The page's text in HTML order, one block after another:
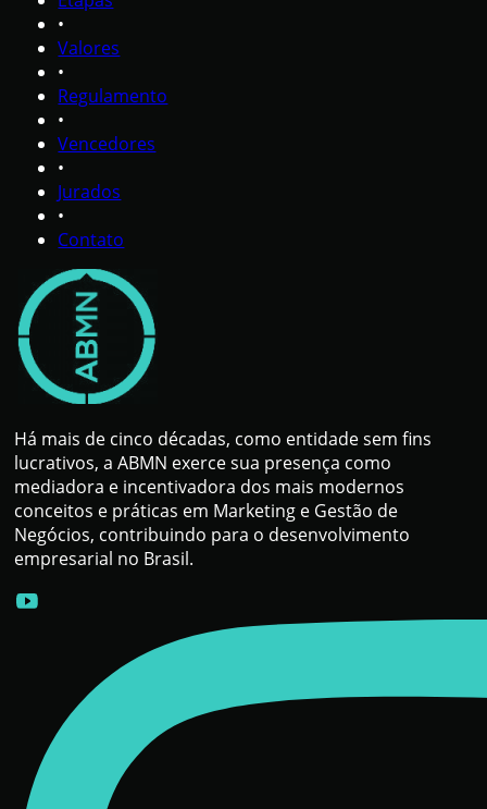
•
Valores
•
Regulamento
•
Vencedores
•
Jurados
•
Contato
Há mais de cinco décadas, como entidade sem fins
lucrativos, a ABMN exerce sua presença como
mediadora e incentivadora dos mais modernos
conceitos e práticas em Marketing e Gestão de
Negócios, contribuindo para o desenvolvimento
empresarial no Brasil.